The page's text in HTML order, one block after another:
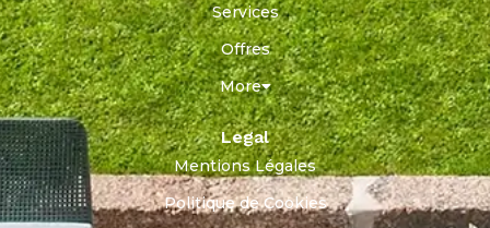
Services
Offres
More
Legal
Mentions Légales
Politique de Cookies